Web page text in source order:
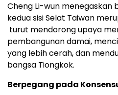
Cheng Li-wun menegaskan
kedua sisi Selat Taiwan
turut mendorong upaya
pembangunan damai,
yang lebih cerah, dan
bangsa Tiongkok.
Berpegang pada